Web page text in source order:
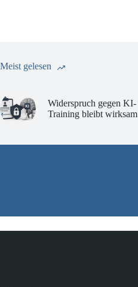
Meist gelesen
Widerspruch gegen KI-
Training bleibt wirksam